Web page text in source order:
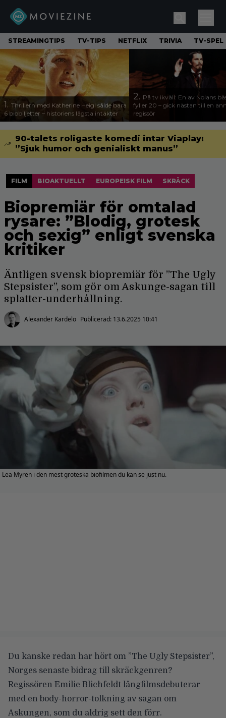
STREAMINGTIPS TV-TIPS NETFLIX TRIVIA TV-SPEL
1. Thrillern med Katherine Heigl sålde bara
6 biobiljetter – historiens lägsta intäkter
2. På tv ikväll: En av Nolans
fyller 20 – gick nästan till en
regissör
90-talets roligaste komedi intar Viaplay:
”Sjuk humor och genialiskt manus”
FILM BIOAKTUELLT EUROPEISK FILM SKRÄCK
Biopremiär för omtalad
rysare: ”Blodig, grotesk
och sexig” enligt svenska
kritiker
Äntligen svensk biopremiär för ”The Ugly
Stepsister”, som gör om Askunge-sagan till
splatter-underhållning.
Alexander Kardelo Publicerad: 13.6.2025 10:41
Lea Myren i den mest groteska biofilmen du kan se just nu.
Du kanske redan har hört om ”The Ugly Stepsister”,
Norges senaste bidrag till skräckgenren?
Regissören Emilie Blichfeldt långfilmsdebuterar
med en body-horror-tolkning av sagan om
Askungen, som du aldrig sett den förr.